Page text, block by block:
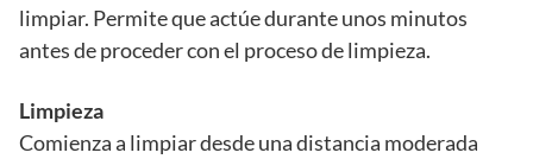
limpiar. Permite que actúe durante unos minutos
antes de proceder con el proceso de limpieza.
Limpieza
Comienza a limpiar desde una distancia moderada